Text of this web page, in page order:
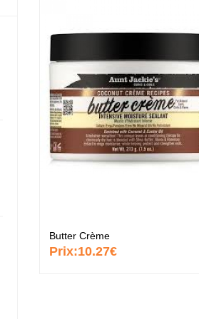
Butter Crème
Prix:10.27€
Fantastic Hair
Papaye
7.67 €